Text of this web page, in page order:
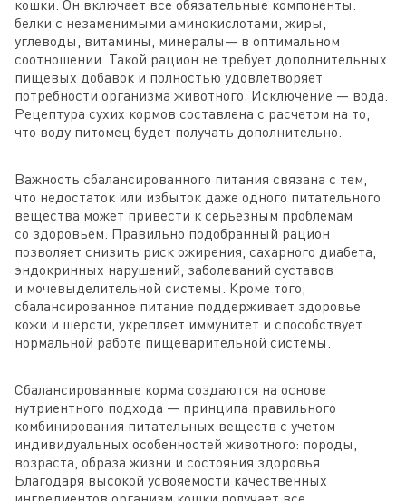
кошки. Он включает все обязательные компоненты:
белки с незаменимыми аминокислотами, жиры,
углеводы, витамины, минералы— в оптимальном
соотношении. Такой рацион не требует дополнительных
пищевых добавок и полностью удовлетворяет
потребности организма животного. Исключение — вода.
Рецептура сухих кормов составлена с расчетом на то,
что воду питомец будет получать дополнительно.
Важность сбалансированного питания связана с тем,
что недостаток или избыток даже одного питательного
вещества может привести к серьезным проблемам
со здоровьем. Правильно подобранный рацион
позволяет снизить риск ожирения, сахарного диабета,
эндокринных нарушений, заболеваний суставов
и мочевыделительной системы. Кроме того,
сбалансированное питание поддерживает здоровье
кожи и шерсти, укрепляет иммунитет и способствует
нормальной работе пищеварительной системы.
Сбалансированные корма создаются на основе
нутриентного подхода — принципа правильного
комбинирования питательных веществ с учетом
индивидуальных особенностей животного: породы,
возраста, образа жизни и состояния здоровья.
Благодаря высокой усвояемости качественных